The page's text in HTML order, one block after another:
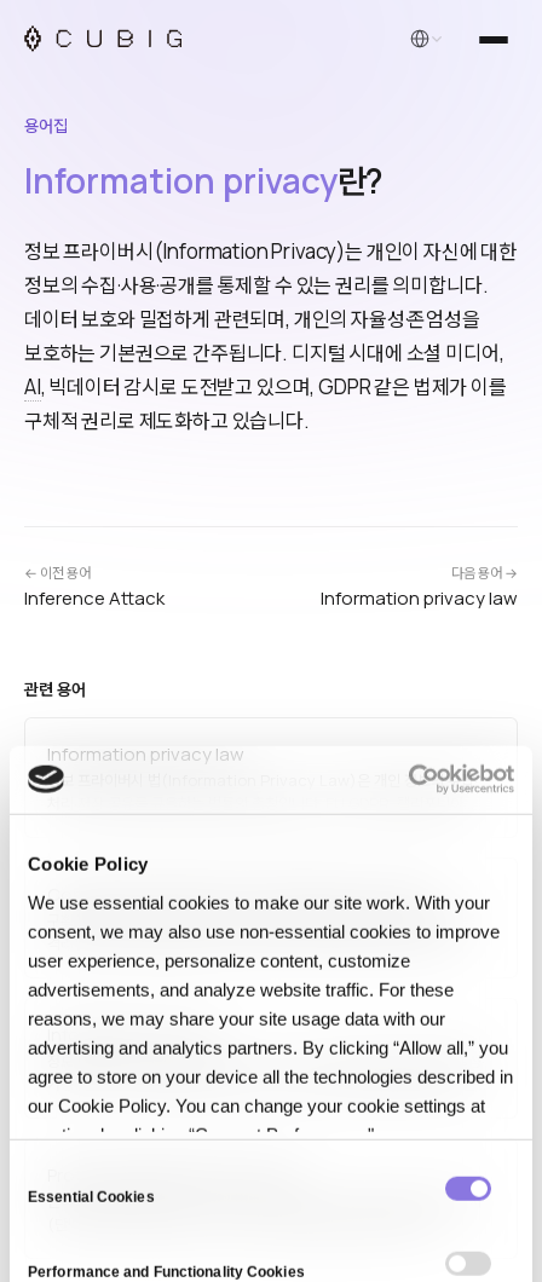
Cookie Policy
We use essential cookies to make our site work. With your
consent, we may also use non‑essential cookies to improve
user experience, personalize content, customize
advertisements, and analyze website traffic. For these
reasons, we may share your site usage data with our
advertising and analytics partners. By clicking “Allow all,” you
agree to store on your device all the technologies described in
our Cookie Policy. You can change your cookie settings at
any time by clicking “Consent Preferences."
Essential Cookies
Performance and Functionality Cookies
한국어
용어집
Information privacy란?
정보 프라이버시(Information Privacy)는 개인이 자신에 대한
정보의 수집·사용·공개를 통제할 수 있는 권리를 의미합니다.
데이터 보호와 밀접하게 관련되며, 개인의 자율성·존엄성을
보호하는 기본권으로 간주됩니다. 디지털 시대에 소셜 미디어,
AI, 빅데이터 감시로 도전받고 있으며, GDPR 같은 법제가 이를
구체적 권리로 제도화하고 있습니다.
← 이전 용어
Inference Attack
다음 용어 →
Information privacy law
관련 용어
Information privacy law
정보 프라이버시 법(Information Privacy Law)은 개인 정보의 수집·
표준계약조항(SCC)이 국제 상거래에서 중요합니다. 최근 AI 규제와도
긴밀히 연결됩니다.
Compartmentalization (information security)
구획화(Compartmentalization)는 정보 보안에서 시스템·데이터를
격리된 영역으로 분할해 한 영역이 침해되어도 다른 영역으로 피해가
확산되지 않도록 하는 원칙입니다. 최소 권한 원칙(Principle of Least
Privilege)과 결합해, 각 사용자·프로세스·서비스가 필요한 최소한의
정보에만 접근하도록 설계합니다. 마이크로서비스 아키텍처, 제로 트러스트
네트워크, 격리된 컨테이너 실행 환경에…
Information security
정보 보안(Information Security, InfoSec)은 정보의 기밀성·무결성·
가용성(CIA 삼위일체)을 보호하기 위한 모든 기술·정책·절차를 아우르는
분야입니다. 사이버 보안이 디지털 시스템에 초점을 맞춘다면, 정보 보안은
물리적 문서와 인적 요인까지 포괄합니다. ISO 27001, NIST 프레임워크
단백질 데이터 뱅크(Protein Data Bank, PDB) 파일 포맷은 생체 분자
포맷입니다. 원자 좌표, 결합 정보, 실험 방법, 해상도 등을 포함하며, 구조
생물학·약물 설계·AlphaFold 같은 AI 구조 예측 모델의 입출력 포맷으로